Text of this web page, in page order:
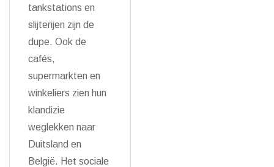
tankstations en
slijterijen zijn de
dupe. Ook de
cafés,
supermarkten en
winkeliers zien hun
klandizie
weglekken naar
Duitsland en
België. Het sociale